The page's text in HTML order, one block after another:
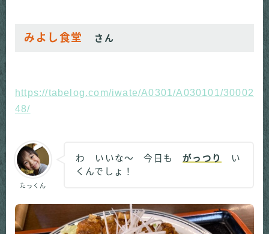
みよし食堂 さん
https://tabelog.com/iwate/A0301/A030101/30002
48/
たっくん
わ いいな～ 今日もがっつり
い
くんでしょ！